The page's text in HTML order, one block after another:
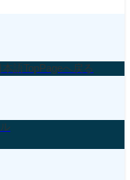
本語TopPageへ戻る